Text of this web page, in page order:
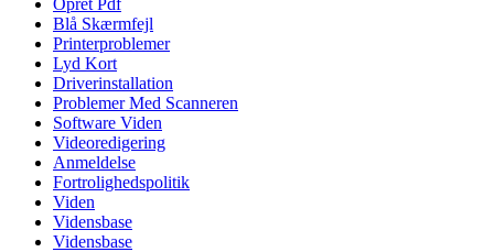
Opret Pdf
Blå Skærmfejl
Printerproblemer
Lyd Kort
Driverinstallation
Problemer Med Scanneren
Software Viden
Videoredigering
Anmeldelse
Fortrolighedspolitik
Viden
Vidensbase
Vidensbase